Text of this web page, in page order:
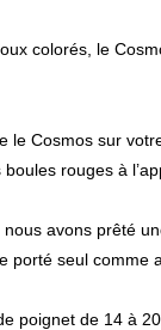
colorés, le
le Cosmos sur
rouges à
avons prêté
porté seul comme
poignet de 14 à